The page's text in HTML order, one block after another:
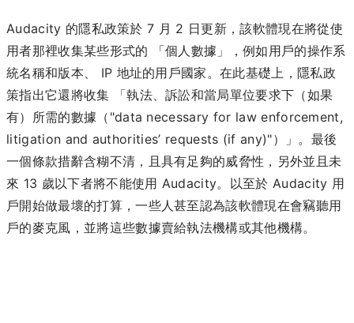
Audacity 的隱私政策於 7 月 2 日更新，該軟體現在將從使
用者那裡收集某些形式的 「個人數據」，例如用戶的操作系
統名稱和版本、 IP 地址的用戶國家。在此基礎上，隱私政
策指出它還將收集 「執法、訴訟和當局單位要求下（如果
有）所需的數據（"data necessary for law enforcement,
litigation and authorities’ requests (if any)"）」。最後
一個條款措辭含糊不清，且具有足夠的威脅性，另外並且未
來 13 歲以下者將不能使用 Audacity。以至於 Audacity 用
戶開始做最壞的打算，一些人甚至認為該軟體現在會竊聽用
戶的麥克風，並將這些數據賣給執法機構或其他機構。